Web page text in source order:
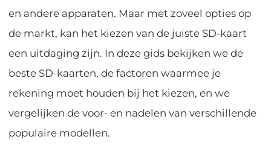
en andere apparaten. Maar met zoveel opties op
de markt, kan het kiezen van de juiste SD-kaart
een uitdaging zijn. In deze gids bekijken we de
beste SD-kaarten, de factoren waarmee je
rekening moet houden bij het kiezen, en we
vergelijken de voor- en nadelen van verschillende
populaire modellen.